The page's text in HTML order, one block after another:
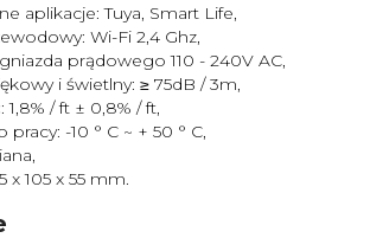
aplikacje: Tuya, Smart Life,
Wi-Fi 2,4 Ghz,
prądowego 110 - 240V AC,
i świetlny: ≥ 75dB / 3m,
1,8% / ft ± 0,8% / ft,
-10 ° C ~ + 50 ° C,
x 105 x 55 mm.